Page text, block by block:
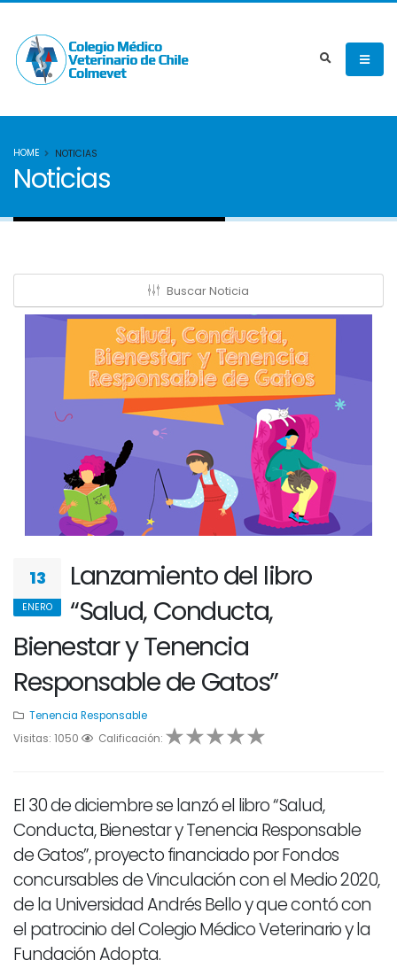
HOME NOTICIAS
Noticias
Buscar Noticia
13
ENERO
Lanzamiento del libro
“Salud, Conducta,
Bienestar y Tenencia
Responsable de Gatos”
Tenencia Responsable
Visitas: 1050
Calificación:
1 2 3 4 5
El 30 de diciembre se lanzó el libro “Salud,
Conducta, Bienestar y Tenencia Responsable
de Gatos”, proyecto financiado por Fondos
concursables de Vinculación con el Medio 2020,
de la Universidad Andrés Bello y que contó con
el patrocinio del Colegio Médico Veterinario y la
Fundación Adopta.